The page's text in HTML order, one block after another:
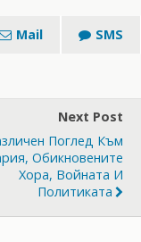
Mail SMS
Next Post
Поглед Към
Обикновените
Хора, Войната И
Политиката